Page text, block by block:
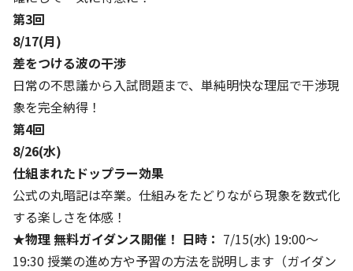
第3回
8/17(月)
差をつける波の干渉
日常の不思議から入試問題まで、単純明快な理屈で干渉現
象を完全納得！
第4回
8/26(水)
仕組まれたドップラー効果
公式の丸暗記は卒業。仕組みをたどりながら現象を数式化
する楽しさを体感！
★物理 無料ガイダンス開催！ 日時： 7/15(水) 19:00〜
19:30 授業の進め方や予習の方法を説明します（ガイダン